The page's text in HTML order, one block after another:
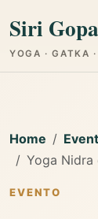
Siri
YOGA · GATKA
Home
Yoga Nidra
EVENTO